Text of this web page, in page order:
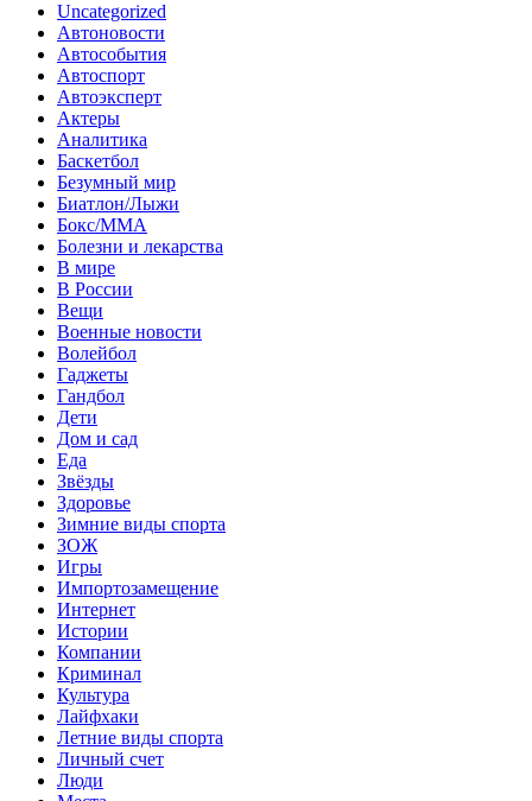
Uncategorized
Автоновости
Автособытия
Автоспорт
Автоэксперт
Актеры
Аналитика
Баскетбол
Безумный мир
Биатлон/Лыжи
Бокс/MMA
Болезни и лекарства
В мире
В России
Вещи
Военные новости
Волейбол
Гаджеты
Гандбол
Дети
Дом и сад
Еда
Звёзды
Здоровье
Зимние виды спорта
ЗОЖ
Игры
Импортозамещение
Интернет
Истории
Компании
Криминал
Культура
Лайфхаки
Летние виды спорта
Личный счет
Люди